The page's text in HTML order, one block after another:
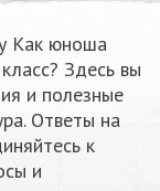
Как юноша
Здесь вы
и полезные
Ответы на
к
и